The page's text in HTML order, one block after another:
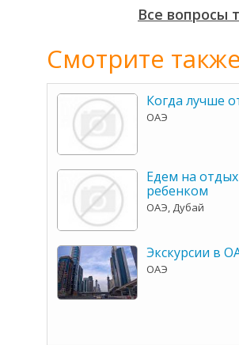
Все вопросы
Смотрите
Когда лучше
ОАЭ
Едем на
ребенком
ОАЭ, Дубай
Экскурсии в
ОАЭ